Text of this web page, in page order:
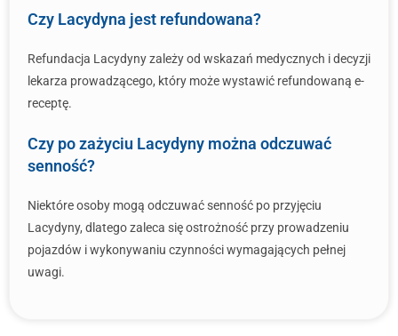
Czy Lacydyna jest refundowana?
Refundacja Lacydyny zależy od wskazań medycznych i decyzji
lekarza prowadzącego, który może wystawić refundowaną e-
receptę.
Czy po zażyciu Lacydyny można odczuwać
senność?
Niektóre osoby mogą odczuwać senność po przyjęciu
Lacydyny, dlatego zaleca się ostrożność przy prowadzeniu
pojazdów i wykonywaniu czynności wymagających pełnej
uwagi.